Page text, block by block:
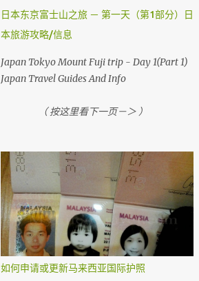
佛，槟城等等前，在1个小时前还可以网上办
理登机手续。 （ Airasia 会任何时刻会有变动
， 请上网检查 ） 首先，去 亚洲航空网站 。
然后你会看到 Web Check in ， 按它
日本东京富士山之旅 － 第一天（第1部分）日
本旅游攻略/信息
Japan Tokyo Mount Fuji trip - Day 1(Part 1)
Japan Travel Guides And Info
（ 按这里看下一页－＞ ）
如何申请或更新马来西亚国际护照